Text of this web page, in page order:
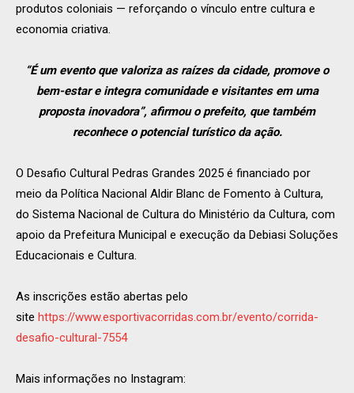
produtos coloniais — reforçando o vínculo entre cultura e
economia criativa.
“É um evento que valoriza as raízes da cidade, promove o
bem-estar e integra comunidade e visitantes em uma
proposta inovadora”, afirmou o prefeito, que também
reconhece o potencial turístico da ação.
O Desafio Cultural Pedras Grandes 2025 é financiado por
meio da Política Nacional Aldir Blanc de Fomento à Cultura,
do Sistema Nacional de Cultura do Ministério da Cultura, com
apoio da Prefeitura Municipal e execução da Debiasi Soluções
Educacionais e Cultura.
As inscrições estão abertas pelo
site https://www.esportivacorridas.com.br/evento/corrida-
desafio-cultural-7554
Mais informações no Instagram: